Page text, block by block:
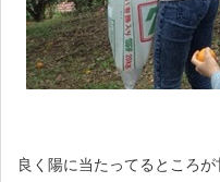
良く陽に当たってるところ